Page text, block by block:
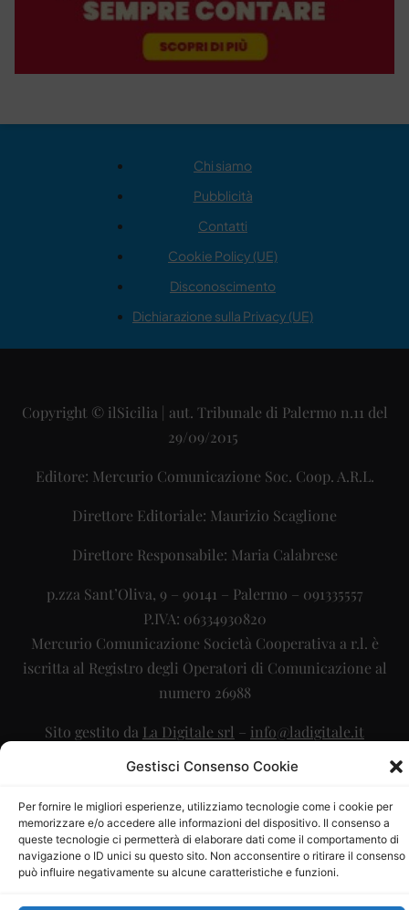
Gestisci Consenso Cookie
Per fornire le migliori esperienze, utilizziamo tecnologie come i cookie per
memorizzare e/o accedere alle informazioni del dispositivo. Il consenso a
queste tecnologie ci permetterà di elaborare dati come il comportamento di
navigazione o ID unici su questo sito. Non acconsentire o ritirare il consenso
può influire negativamente su alcune caratteristiche e funzioni.
Chi siamo
Pubblicità
Contatti
Cookie Policy (UE)
Disconoscimento
Dichiarazione sulla Privacy (UE)
Copyright © ilSicilia | aut. Tribunale di Palermo n.11 del
29/09/2015
Editore: Mercurio Comunicazione Soc. Coop. A.R.L.
Direttore Editoriale: Maurizio Scaglione
Direttore Responsabile: Maria Calabrese
p.zza Sant’Oliva, 9 – 90141 – Palermo – 091335557
P.IVA: 06334930820
Mercurio Comunicazione Società Cooperativa a r.l. è
iscritta al Registro degli Operatori di Comunicazione al
numero 26988
Sito gestito da La Digitale srl – info@ladigitale.it